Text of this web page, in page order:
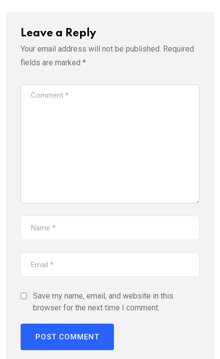
Leave a Reply
Your email address will not be published. Required
fields are marked *
Save my name, email, and website in this
browser for the next time I comment.